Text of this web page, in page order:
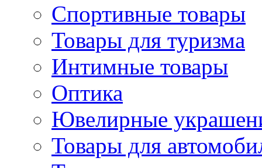
Спортивные товары
Товары для туризма
Интимные товары
Оптика
Ювелирные
Товары для